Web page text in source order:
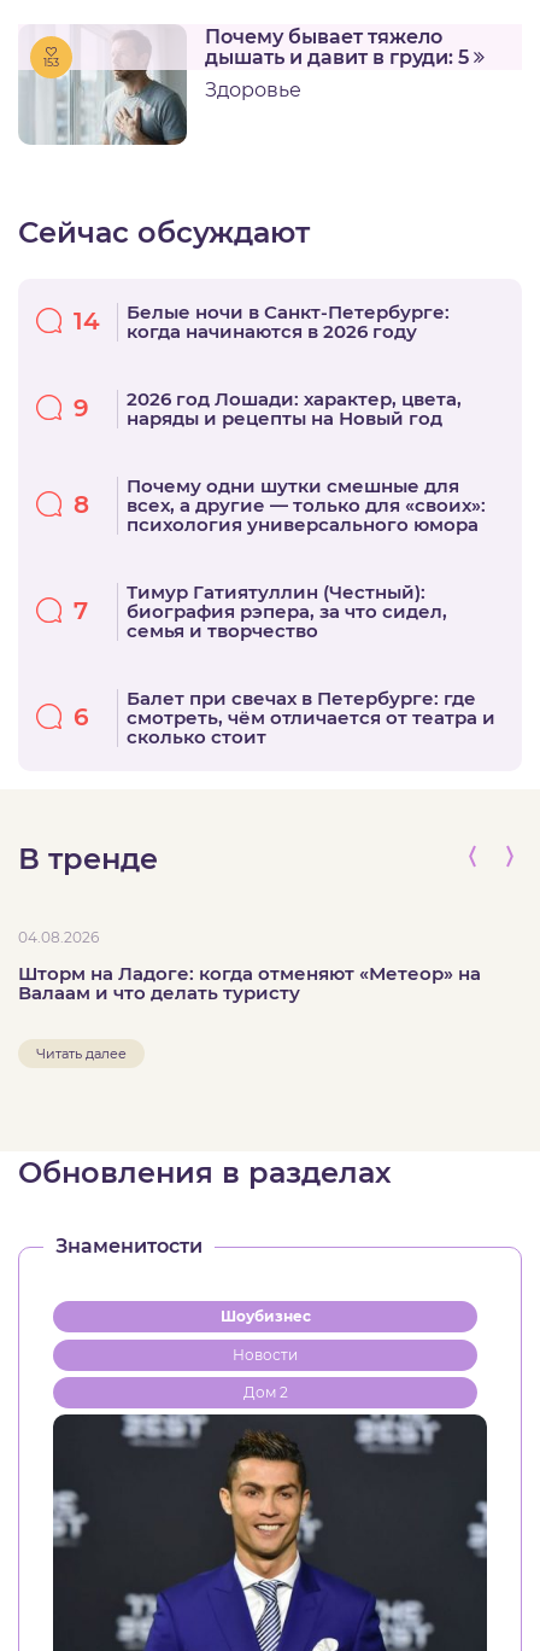
153
Почему бывает тяжело
дышать и давит в груди: 5
Здоровье
Сейчас обсуждают
14
Белые ночи в Санкт-Петербурге:
когда начинаются в 2026 году
9
2026 год Лошади: характер, цвета,
наряды и рецепты на Новый год
8
Почему одни шутки смешные для
всех, а другие — только для «своих»:
психология универсального юмора
7
Тимур Гатиятуллин (Честный):
биография рэпера, за что сидел,
семья и творчество
6
Балет при свечах в Петербурге: где
смотреть, чём отличается от театра и
сколько стоит
В тренде
04.08.2026
Шторм на Ладоге: когда отменяют «Метеор» на
Валаам и что делать туристу
Читать далее
Обновления в разделах
Знаменитости
Шоубизнес
Новости
Дом 2